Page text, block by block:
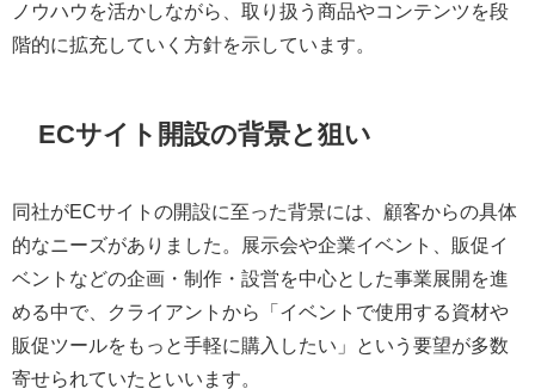
ノウハウを活かしながら、取り扱う商品やコンテンツを段
階的に拡充していく方針を示しています。
ECサイト開設の背景と狙い
同社がECサイトの開設に至った背景には、顧客からの具体
的なニーズがありました。展示会や企業イベント、販促イ
ベントなどの企画・制作・設営を中心とした事業展開を進
める中で、クライアントから「イベントで使用する資材や
販促ツールをもっと手軽に購入したい」という要望が多数
寄せられていたといいます。